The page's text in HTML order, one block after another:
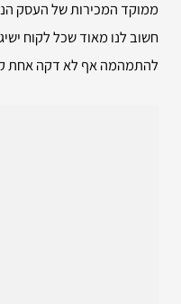
ממוקד המכירות של העסק
חשוב לנו מאוד שכל לקוח
להתמהמה אף לא דקה אחת